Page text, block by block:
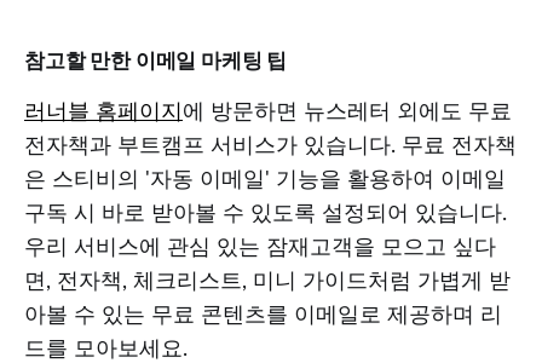
참고할 만한 이메일 마케팅 팁
러너블 홈페이지 에 방문하면 뉴스레터 외에도 무료
전자책과 부트캠프 서비스가 있습니다. 무료 전자책
은 스티비의 '자동 이메일' 기능을 활용하여 이메일
구독 시 바로 받아볼 수 있도록 설정되어 있습니다.
우리 서비스에 관심 있는 잠재고객을 모으고 싶다
면, 전자책, 체크리스트, 미니 가이드처럼 가볍게 받
아볼 수 있는 무료 콘텐츠를 이메일로 제공하며 리
드를 모아보세요.